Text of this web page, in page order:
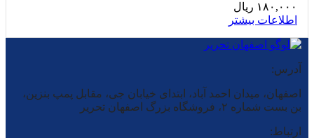
۱۸۰,۰۰۰ ریال
اطلاعات بیشتر
آدرس:
اصفهان، میدان احمد آباد، ابتدای خیابان جی، مقابل پمپ بنزین،
بن بست شماره ۲، فروشگاه بزرگ اصفهان تحریر
ارتباط: